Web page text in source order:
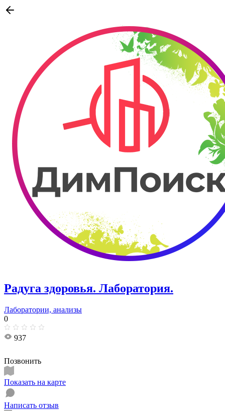
Радуга здоровья. Лаборатория.
Лаборатории, анализы
0
937
Позвонить
Показать на карте
Написать отзыв